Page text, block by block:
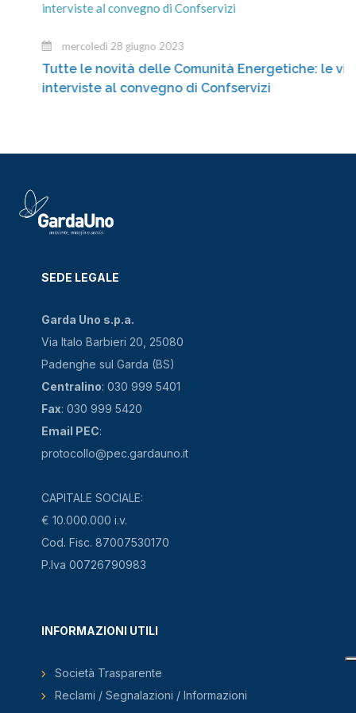
mercoledì 28 giugno 2023
Tutte le novità delle Comunità Energetiche: le video
interviste al convegno di Confservizi
SEDE LEGALE
Garda Uno s.p.a.
Via Italo Barbieri 20, 25080
Padenghe sul Garda (BS)
Centralino: 030 999 5401
Fax: 030 999 5420
Email PEC:
protocollo@pec.gardauno.it
CAPITALE SOCIALE:
€ 10.000.000 i.v.
Cod. Fisc. 87007530170
P.Iva 00726790983
INFORMAZIONI UTILI
Società Trasparente
Reclami / Segnalazioni / Informazioni